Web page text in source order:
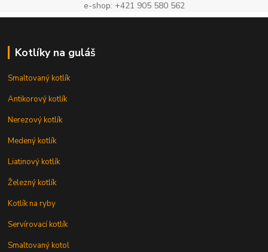
e-shop: +421 905 580 562
Kotlíky na guláš
Smaltovaný kotlík
Antikorový kotlík
Nerezový kotlík
Medený kotlík
Liatinový kotlík
Železný kotlík
Kotlík na ryby
Servírovací kotlík
Smaltovaný kotol